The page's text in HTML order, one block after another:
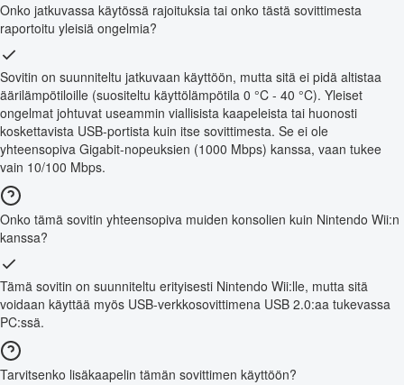
Onko jatkuvassa käytössä rajoituksia tai onko tästä sovittimesta
raportoitu yleisiä ongelmia?
Sovitin on suunniteltu jatkuvaan käyttöön, mutta sitä ei pidä altistaa
äärilämpötiloille (suositeltu käyttölämpötila 0 °C - 40 °C). Yleiset
ongelmat johtuvat useammin viallisista kaapeleista tai huonosti
koskettavista USB-portista kuin itse sovittimesta. Se ei ole
yhteensopiva Gigabit-nopeuksien (1000 Mbps) kanssa, vaan tukee
vain 10/100 Mbps.
Onko tämä sovitin yhteensopiva muiden konsolien kuin Nintendo Wii:n
kanssa?
Tämä sovitin on suunniteltu erityisesti Nintendo Wii:lle, mutta sitä
voidaan käyttää myös USB-verkkosovittimena USB 2.0:aa tukevassa
PC:ssä.
Tarvitsenko lisäkaapelin tämän sovittimen käyttöön?